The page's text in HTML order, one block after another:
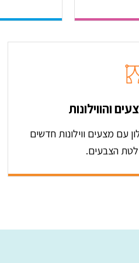
גווני אדמה מעושנים–
שמשדרים חום, שורשיות
צבעים מומלצים לחדר
לוח טבעי וחמים
חמים או שמנת עם גוון אדמה |
עץ מלא בגוון טבעי |
נועז ועדין יחד:קיר: ירוק
והווילונות
עם מצעים ווילונות חדשים
הצבעים.